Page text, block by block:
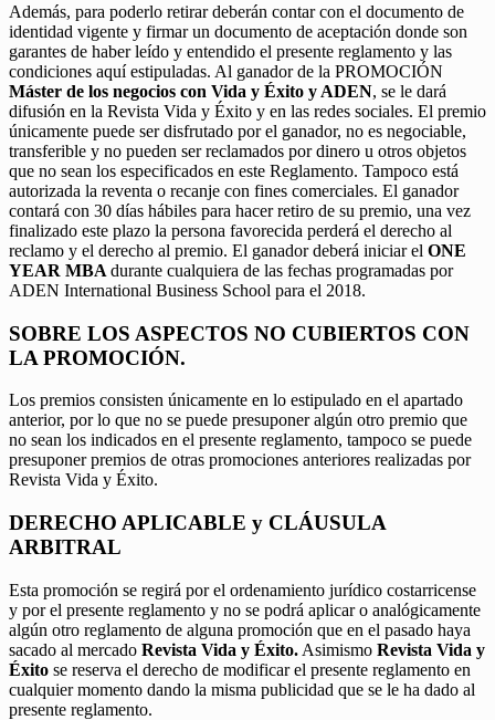
Además, para poderlo retirar deberán contar con el documento de
identidad vigente y firmar un documento de aceptación donde son
garantes de haber leído y entendido el presente reglamento y las
condiciones aquí estipuladas. Al ganador de la PROMOCIÓN
Máster de los negocios con Vida y Éxito y ADEN, se le dará
difusión en la Revista Vida y Éxito y en las redes sociales. El premio
únicamente puede ser disfrutado por el ganador, no es negociable,
transferible y no pueden ser reclamados por dinero u otros objetos
que no sean los especificados en este Reglamento. Tampoco está
autorizada la reventa o recanje con fines comerciales. El ganador
contará con 30 días hábiles para hacer retiro de su premio, una vez
finalizado este plazo la persona favorecida perderá el derecho al
reclamo y el derecho al premio. El ganador deberá iniciar el ONE
YEAR MBA durante cualquiera de las fechas programadas por
ADEN International Business School para el 2018.
SOBRE LOS ASPECTOS NO CUBIERTOS CON
LA PROMOCIÓN.
Los premios consisten únicamente en lo estipulado en el apartado
anterior, por lo que no se puede presuponer algún otro premio que
no sean los indicados en el presente reglamento, tampoco se puede
presuponer premios de otras promociones anteriores realizadas por
Revista Vida y Éxito.
DERECHO APLICABLE y CLÁUSULA
ARBITRAL
Esta promoción se regirá por el ordenamiento jurídico costarricense
y por el presente reglamento y no se podrá aplicar o analógicamente
algún otro reglamento de alguna promoción que en el pasado haya
sacado al mercado Revista Vida y Éxito. Asimismo Revista Vida y
Éxito se reserva el derecho de modificar el presente reglamento en
cualquier momento dando la misma publicidad que se le ha dado al
presente reglamento.